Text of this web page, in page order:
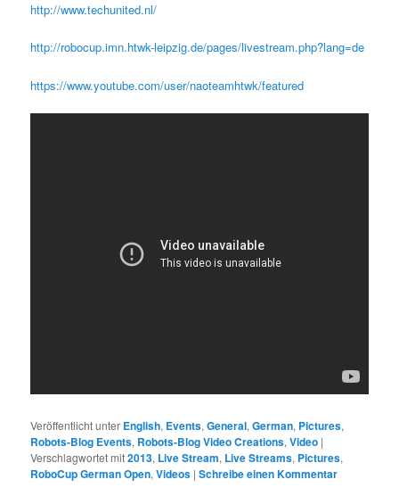
http://www.techunited.nl/
http://robocup.imn.htwk-leipzig.de/pages/livestream.php?lang=de
https://www.youtube.com/user/naoteamhtwk/featured
Veröffentlicht unter English, Events,General,German, Pictures,
Robots-Blog Events, Robots-Blog Video Creations,Video |
Verschlagwortet mit2013, Live Stream, Live Streams, Pictures,
RoboCup German Open,Videos |Schreibe einen Kommentar